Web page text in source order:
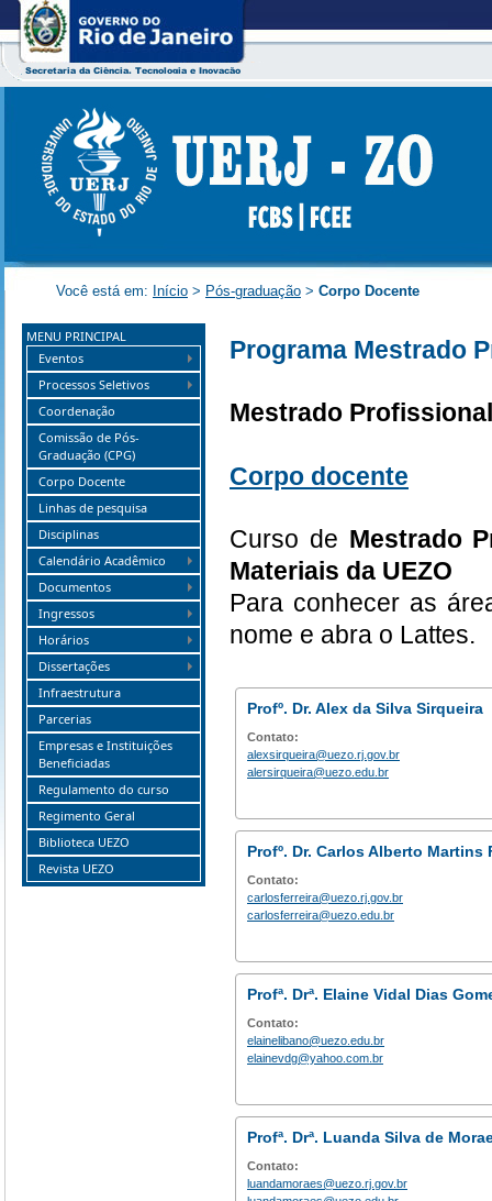
Você está em: Início > Pós-graduação > Corpo Docente
MENU PRINCIPAL
Eventos
Processos Seletivos
Coordenação
Comissão de Pós-
Graduação (CPG)
Corpo Docente
Linhas de pesquisa
Disciplinas
Calendário Acadêmico
Documentos
Ingressos
Horários
Dissertações
Infraestrutura
Parcerias
Empresas e Instituições
Beneficiadas
Regulamento do curso
Regimento Geral
Biblioteca UEZO
Revista UEZO
Programa Mestrado
Mestrado
Corpo docente
Curso de Mestrado
Materiais da UEZO
Para conhecer as
nome e abra o Lattes.
Profº. Dr. Alex da Silva Sirqueira
Contato:
alexsirqueira@uezo.rj.gov.br
alersirqueira@uezo.edu.br
Profº. Dr. Carlos Alberto Martins
Contato:
carlosferreira@uezo.rj.gov.br
carlosferreira@uezo.edu.br
Profª. Drª. Elaine Vidal Dias
Contato:
elainelibano@uezo.edu.br
elainevdg@yahoo.com.br
Profª. Drª. Luanda Silva de
Contato:
luandamoraes@uezo.rj.gov.br